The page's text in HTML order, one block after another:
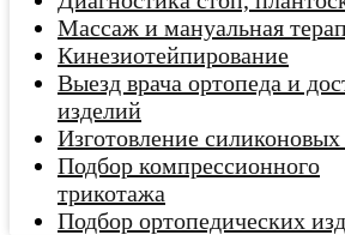
Массаж и мануальная
Кинезиотейпирование
Выезд врача ортопеда и
изделий
Изготовление силиконовых
Подбор компрессионного
трикотажа
Подбор ортопедических